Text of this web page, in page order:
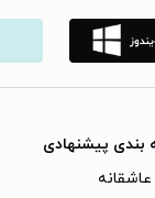
بندی پیشنهادی